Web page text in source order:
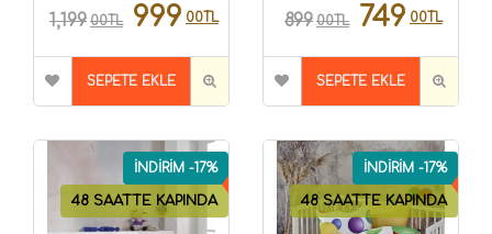
1,199 00TL 999 00TL 899 00TL 749 00TL
48 SAATTE KAPINDA
İNDİRİM -17%
48 SAATTE KAPINDA
İNDİRİM -17%